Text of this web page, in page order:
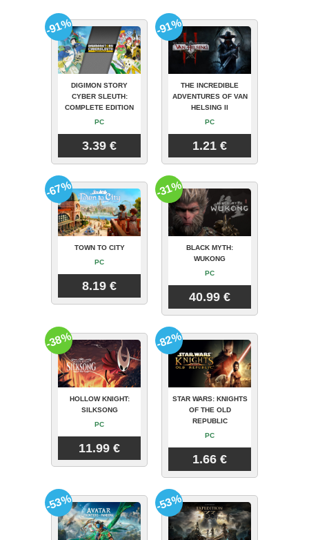
DIGIMON STORY
CYBER SLEUTH:
COMPLETE EDITION
PC
3.39 €
-91%
THE INCREDIBLE
ADVENTURES OF VAN
HELSING II
PC
1.21 €
-91%
TOWN TO CITY
PC
8.19 €
-67%
BLACK MYTH:
WUKONG
PC
40.99 €
-31%
HOLLOW KNIGHT:
SILKSONG
PC
11.99 €
-38%
STAR WARS: KNIGHTS
OF THE OLD
REPUBLIC
PC
1.66 €
-82%
-53% -53%